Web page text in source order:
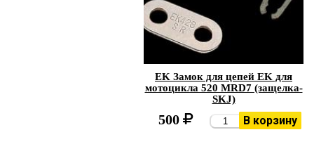
EK Замок для цепей EK для
мотоцикла 520 MRD7 (защелка-
SKJ)
500 В корзину